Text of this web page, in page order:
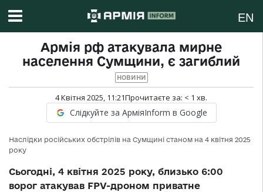
EN
Армія рф атакувала мирне
населення Сумщини, є загиблий
НОВИНИ
4 Квітня 2025, 11:21Прочитаєте за: < 1 хв.
Слідкуйте за АрміяInform в Google
Наслідки російських обстрілів на Сумщині станом на 4 квітня 2025
року
Сьогодні, 4 квітня 2025 року, близько 6:00
ворог атакував FPV-дроном приватне